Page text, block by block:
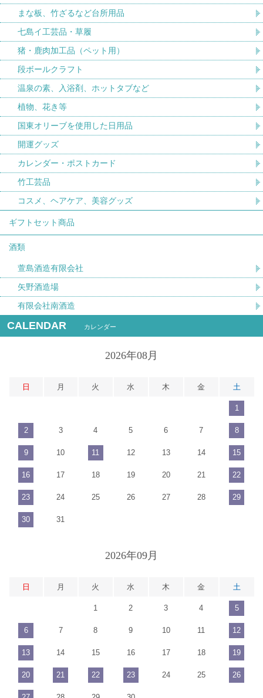
まな板、竹ざるなど台所用品
七島イ工芸品・草履
猪・鹿肉加工品（ペット用）
段ボールクラフト
温泉の素、入浴剤、ホットタブなど
植物、花き等
国東オリーブを使用した日用品
開運グッズ
カレンダー・ポストカード
竹工芸品
コスメ、ヘアケア、美容グッズ
ギフトセット商品
酒類
萱島酒造有限会社
矢野酒造場
有限会社南酒造
CALENDAR カレンダー
2026年08月
日 月 火 水 木 金 土
1
2 3 4 5 6 7 8
9 10 11 12 13 14 15
16 17 18 19 20 21 22
23 24 25 26 27 28 29
30 31
2026年09月
日 月 火 水 木 金 土
1 2 3 4 5
6 7 8 9 10 11 12
13 14 15 16 17 18 19
20 21 22 23 24 25 26